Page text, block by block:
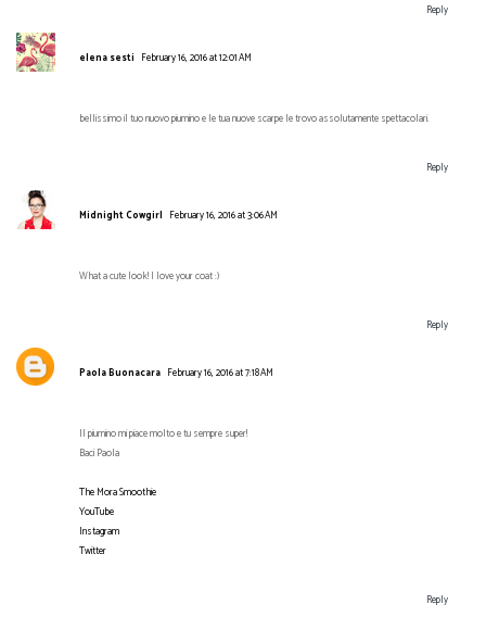
Reply
elena sesti February 16, 2016 at 12:01 AM
bellissimo il tuo nuovo piumino e le tua nuove scarpe le trovo assolutamente spettacolari.
Reply
Midnight Cowgirl February 16, 2016 at 3:06 AM
What a cute look! I love your coat :)
Reply
Paola Buonacara February 16, 2016 at 7:18 AM
Il piumino mi piace molto e tu sempre super!
Baci Paola
The Mora Smoothie
YouTube
Instagram
Twitter
Reply